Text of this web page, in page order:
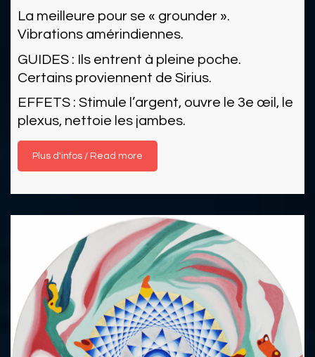
La meilleure pour se « grounder ».
Vibrations amérindiennes.
GUIDES : Ils entrent à pleine poche.
Certains proviennent de Sirius.
EFFETS : Stimule l’argent, ouvre le 3e œil, le
plexus, nettoie les jambes.
Read more